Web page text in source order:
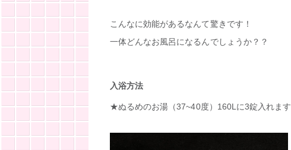
こんなに効能があるなんて驚きです！
一体どんなお風呂になるんでしょうか？？
入浴方法
★ぬるめのお湯（37~40度）160Lに3錠入れます